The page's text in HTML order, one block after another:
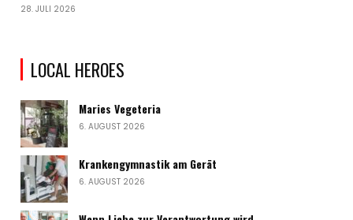
28. JULI 2026
LOCAL HEROES
Maries Vegeteria
6. AUGUST 2026
Krankengymnastik am Gerät
6. AUGUST 2026